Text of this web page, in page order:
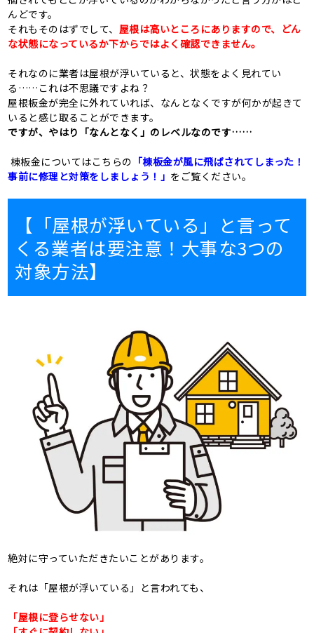
んどです。
それもそのはずでして、 屋根は高いところにありますので、どん
な状態になっているか下からではよく確認できません。
それなのに業者は屋根が浮いていると、状態をよく見れてい
る……これは不思議ですよね？
屋根板金が完全に外れていれば、なんとなくですが何かが起きて
いると感じ取ることができます。
ですが、やはり「なんとなく」のレベルなのです……
棟板金についてはこちらの 「棟板金が風に飛ばされてしまった！
事前に修理と対策をしましょう！」 をご覧ください。
【「屋根が浮いている」と言って
くる業者は要注意！大事な3つの
対象方法】
絶対に守っていただきたいことがあります。
それは「屋根が浮いている」と言われても、
「屋根に登らせない」